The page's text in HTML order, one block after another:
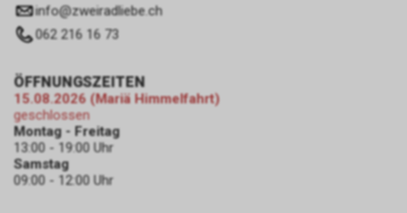
info@zweiradliebe.ch
062 216 16 73
ÖFFNUNGSZEITEN
15.08.2026 (Mariä Himmelfahrt)
geschlossen
Montag - Freitag
13:00 - 19:00 Uhr
Samstag
09:00 - 12:00 Uhr